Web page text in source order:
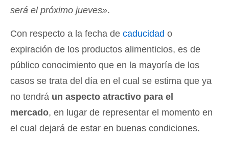
será el próximo jueves».
Con respecto a la fecha de caducidad o
expiración de los productos alimenticios, es de
público conocimiento que en la mayoría de los
casos se trata del día en el cual se estima que ya
no tendrá un aspecto atractivo para el
mercado, en lugar de representar el momento en
el cual dejará de estar en buenas condiciones.